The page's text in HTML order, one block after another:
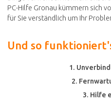
PC-Hilfe Gronau kümmern sich
für Sie verständlich um Ihr
Und so
1.
2.
3. Hilfe